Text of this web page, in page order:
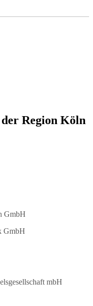
Region Köln
GmbH
GmbH
mbH